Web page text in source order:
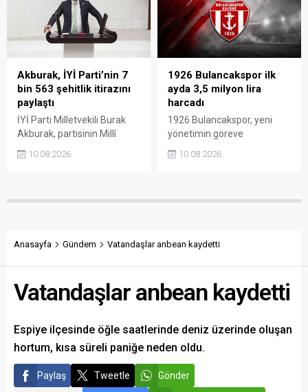
kazandıran projenin ilçenin
sosyal yaşamına önemli
katkı sağlaması bekleniyor.
Ağustos’tan itibaren
ürünlerini teslim edebilecek.
Akburak, İYİ Parti’nin 7
bin 563 şehitlik itirazını
paylaştı
İYİ Parti Milletvekili Burak
Akburak, partisinin Millî
Bütünleşmenin
hazırladığı muhalefet
şehit edilen 7 bin 563 kişinin
belirtildi.
10.08.2026
1926 Bulancakspor ilk
ayda 3,5 milyon lira
harcadı
1926 Bulancakspor, yeni
yönetimin göreve
yürütülen çalışmaların bir
Başkanı Fatih Alparslan, her
açıklanacağını belirterek
10.08.2026
Anasayfa Gündem Vatandaşlar anbean kaydetti
Vatandaşlar anbean kaydetti
Espiye ilçesinde öğle saatlerinde deniz üzerinde oluşan
hortum, kısa süreli paniğe neden oldu.
Paylaş Tweetle Gönder